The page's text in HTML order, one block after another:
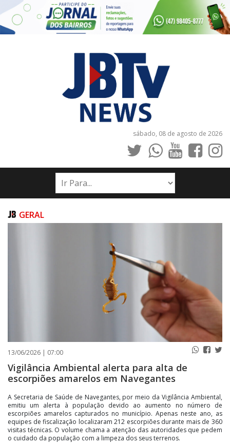
sábado, 08 de agosto de 2026
INÍCIO
NOTÍCIAS
CONTATO
GERAL
13/06/2026 | 07:00
Vigilância Ambiental alerta para alta de
escorpiões amarelos em Navegantes
A Secretaria de Saúde de Navegantes, por meio da Vigilância Ambiental,
emitiu um alerta à população devido ao aumento no número de
escorpiões amarelos capturados no município. Apenas neste ano, as
equipes de fiscalização localizaram 212 escorpiões durante mais de 360
visitas técnicas. O volume chama a atenção das autoridades que pedem
o cuidado da população com a limpeza dos seus terrenos.